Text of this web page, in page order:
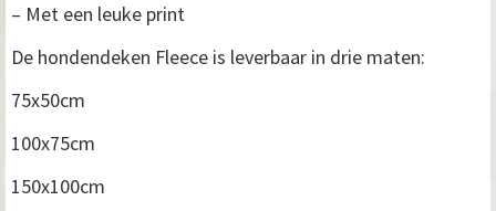
– Met een leuke print
De hondendeken Fleece is leverbaar in drie maten:
75x50cm
100x75cm
150x100cm